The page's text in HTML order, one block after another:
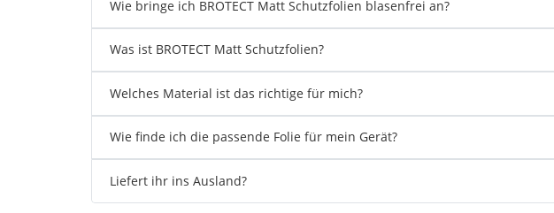
Wie bringe ich BROTECT Matt Schutzfolien blasenfrei an?
Was ist BROTECT Matt Schutzfolien?
Welches Material ist das richtige für mich?
Wie finde ich die passende Folie für mein Gerät?
Liefert ihr ins Ausland?